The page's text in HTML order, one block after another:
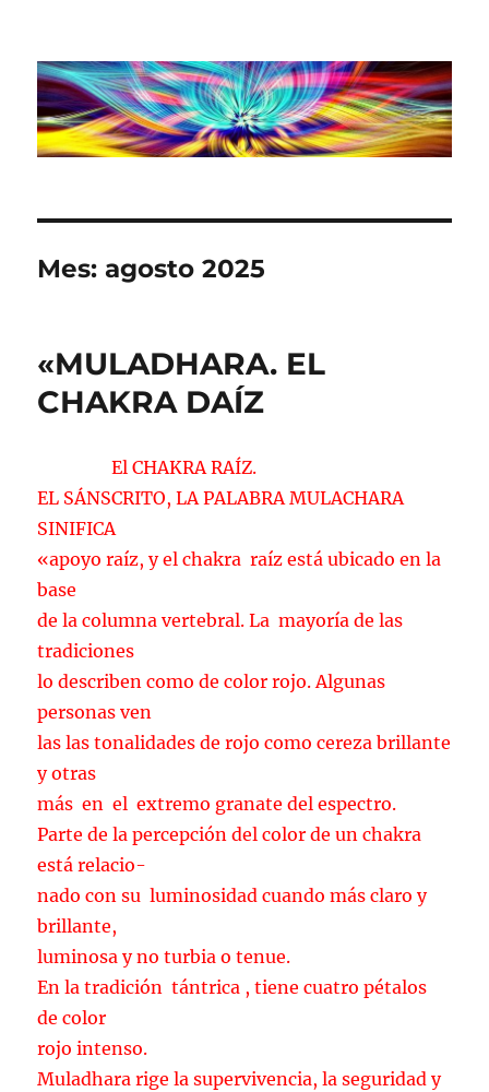
Mes:agosto 2025
«MULADHARA. EL
CHAKRA DAÍZ
El CHAKRA RAÍZ.
EL SÁNSCRITO, LA PALABRA MULACHARA
SINIFICA
«apoyo raíz, y el chakra raíz está ubicado en la
base
de la columna vertebral. La mayoría de las
tradiciones
lo describen como de color rojo. Algunas
personas ven
las las tonalidades de rojo como cereza brillante
y otras
más en el extremo granate del espectro.
Parte de la percepción del color de un chakra
está relacio-
nado con su luminosidad cuando más claro y
brillante,
luminosa y no turbia o tenue.
En la tradición tántrica , tiene cuatro pétalos
de color
rojo intenso.
Muladhara rige la supervivencia, la seguridad y